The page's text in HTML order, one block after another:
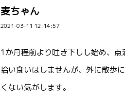
麦ちゃん
2021-03-11 12:14:57
1か月程前より吐き下しし始め、点
拾い食いはしませんが、外に散歩
くない気がします。